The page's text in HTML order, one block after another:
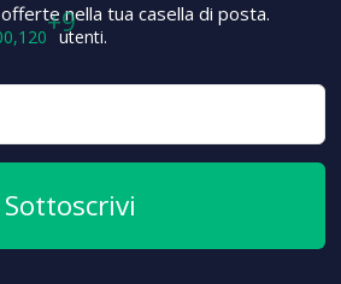
nella tua casella di posta.
utenti.
Sottoscrivi